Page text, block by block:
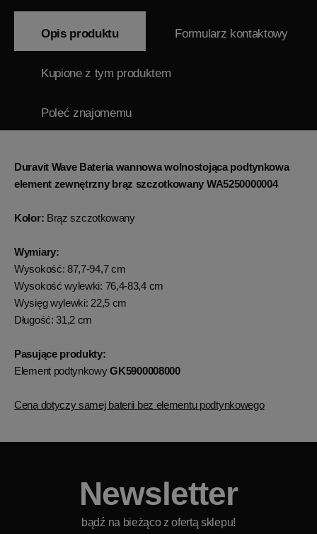
Opis produktu Formularz kontaktowy
Kupione z tym produktem
Poleć znajomemu
Duravit Wave Bateria wannowa wolnostojąca podtynkowa
element zewnętrzny brąz szczotkowany WA5250000004
Kolor: Brąz szczotkowany
Wymiary:
Wysokość: 87,7-94,7 cm
Wysokość wylewki: 76,4-83,4 cm
Wysięg wylewki: 22,5 cm
Długość: 31,2 cm
Pasujące produkty:
Element podtynkowyGK5900008000
Cena dotyczy samej baterii bez elementu podtynkowego
Newsletter
bądź na bieżąco z ofertą sklepu!